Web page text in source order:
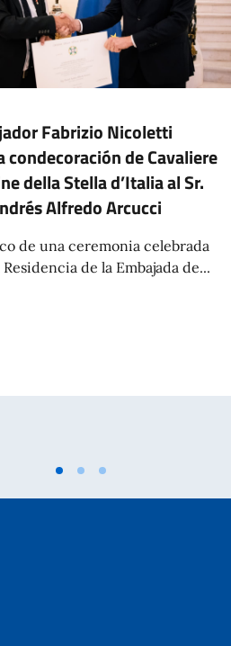
(Fundación Dante Alighieri Escuelas
Fabrizio Nicoletti
condecoración de Cavaliere
della Stella d’Italia al Sr.
Alfredo Arcucci
de una ceremonia celebrada
de la Embajada de...
Fabrizio Nicoletti otorgó la